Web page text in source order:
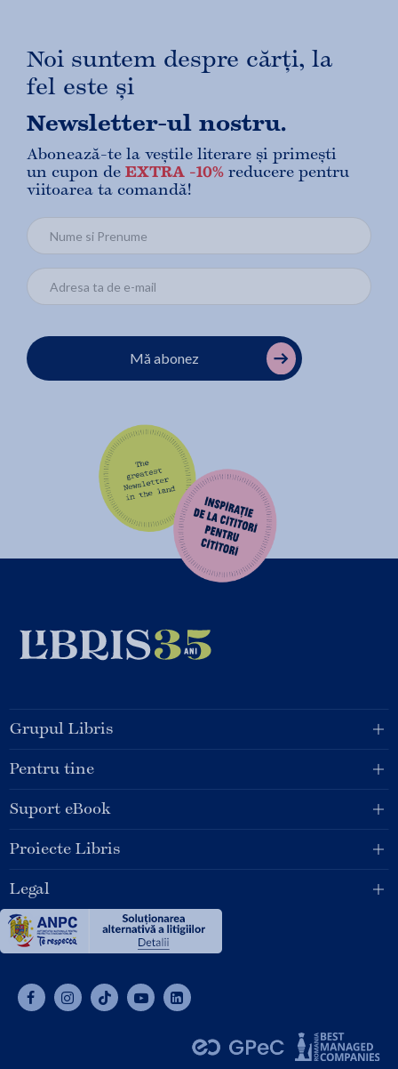
Noi suntem despre cărți, la
fel este și
Newsletter-ul nostru.
Abonează-te la veștile literare și primești
un cupon de EXTRA -10% reducere pentru
viitoarea ta comandă!
Mă abonez
Grupul Libris
Pentru tine
Suport eBook
Proiecte Libris
Legal